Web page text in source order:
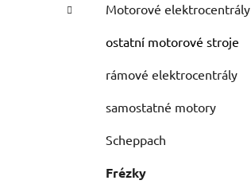
Motorové elektrocentrály
ostatní motorové stroje
rámové elektrocentrály
samostatné motory
Scheppach
Frézky